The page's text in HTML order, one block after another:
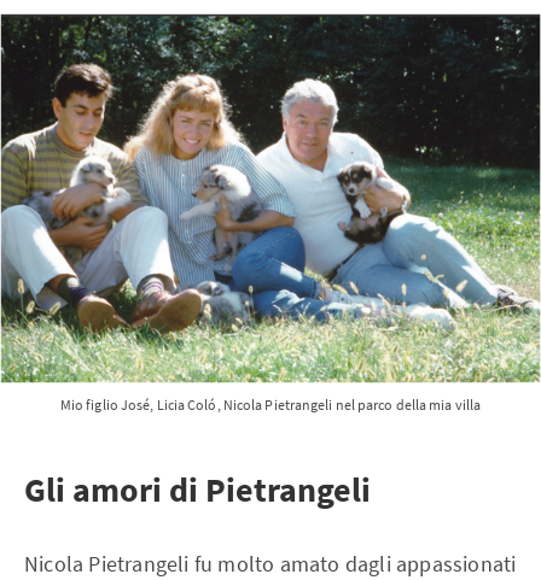
Mio figlio José, Licia Coló, Nicola Pietrangeli nel parco della mia villa
Gli amori di Pietrangeli
Nicola Pietrangeli fu molto amato dagli appassionati